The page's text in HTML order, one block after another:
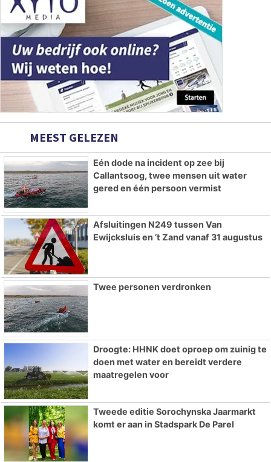
MEEST GELEZEN
Eén dode na incident op zee bij
Callantsoog, twee mensen uit water
gered en één persoon vermist
Afsluitingen N249 tussen Van
Ewijcksluis en ’t Zand vanaf 31 augustus
Twee personen verdronken
Droogte: HHNK doet oproep om zuinig te
doen met water en bereidt verdere
maatregelen voor
Tweede editie Sorochynska Jaarmarkt
komt er aan in Stadspark De Parel